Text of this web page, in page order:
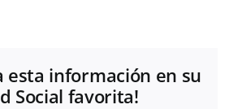
esta información en su
Social favorita!